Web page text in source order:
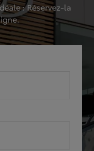
: Réservez-la